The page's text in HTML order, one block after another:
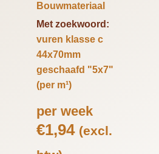
Bouwmateriaal
Met zoekwoord:
vuren klasse c
44x70mm
geschaafd "5x7"
(per m¹)
per week
€1,94 (excl.